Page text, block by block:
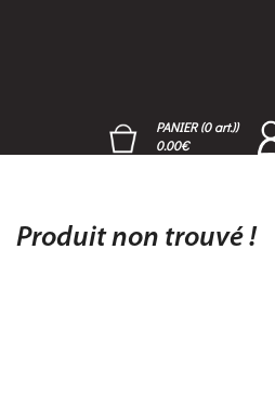
PANIER (0 art.))
0.00€
Produit non trouvé !